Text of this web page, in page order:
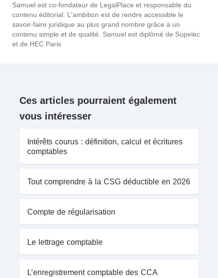
Samuel est co-fondateur de LegalPlace et responsable du
contenu éditorial. L'ambition est de rendre accessible le
savoir-faire juridique au plus grand nombre grâce à un
contenu simple et de qualité. Samuel est diplômé de Supelec
et de HEC Paris
Ces articles pourraient également
vous intéresser
Intérêts courus : définition, calcul et écritures
comptables
Tout comprendre à la CSG déductible en 2026
Compte de régularisation
Le lettrage comptable
L’enregistrement comptable des CCA